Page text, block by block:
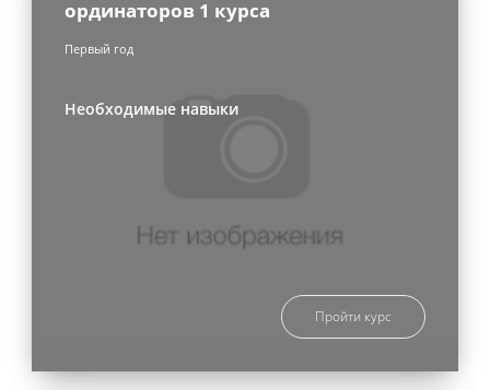
ординаторов 1 курса
Первый год
Необходимые навыки
Пройти курс